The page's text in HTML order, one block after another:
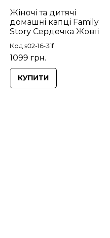
Жіночі та дитячі
домашні капці Family
Story Сердечка Жовті
Код s02-16-31f
1099 грн.
КУПИТИ